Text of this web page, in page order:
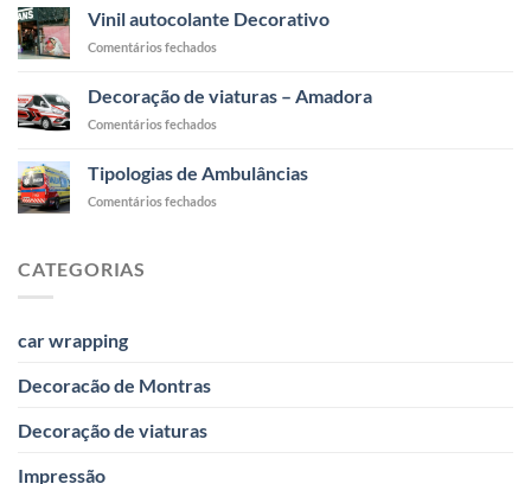
viatura
decoração
Vinil autocolante Decorativo
Comentários fechadosem
Decorativo
Decoração de viaturas – Amadora
Comentários fechadosem
viaturas
–
Tipologias de Ambulâncias
Comentários fechadosem
CATEGORIAS
car wrapping
Decoracão de Montras
Decoração de viaturas
Impressão